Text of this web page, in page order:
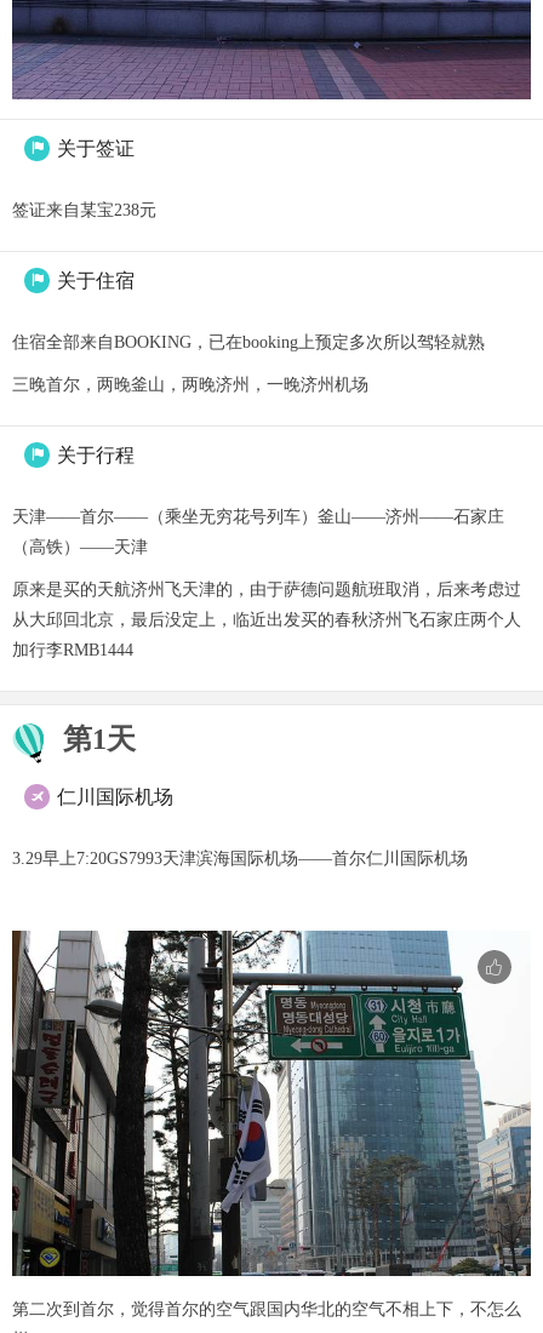
 关于签证
签证来自某宝238元
 关于住宿
住宿全部来自BOOKING，已在booking上预定多次所以驾轻就熟
三晚首尔，两晚釜山，两晚济州，一晚济州机场
 关于行程
天津——首尔——（乘坐无穷花号列车）釜山——济州——石家庄
（高铁）——天津
原来是买的天航济州飞天津的，由于萨德问题航班取消，后来考虑过
从大邱回北京，最后没定上，临近出发买的春秋济州飞石家庄两个人
加行李RMB1444
第1天
 仁川国际机场
3.29早上7:20GS7993天津滨海国际机场——首尔仁川国际机场
第二次到首尔，觉得首尔的空气跟国内华北的空气不相上下，不怎么